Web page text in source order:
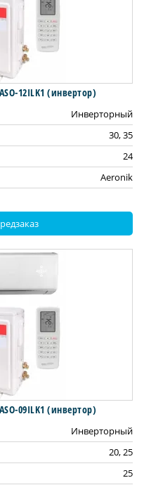
12ILK1 (инвертoр)
Инверторный
30, 35
24
Aeronik
09ILK1 (инвертoр)
Инверторный
20, 25
25